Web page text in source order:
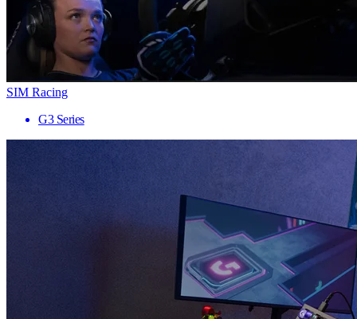
SIM Racing
G3 Series